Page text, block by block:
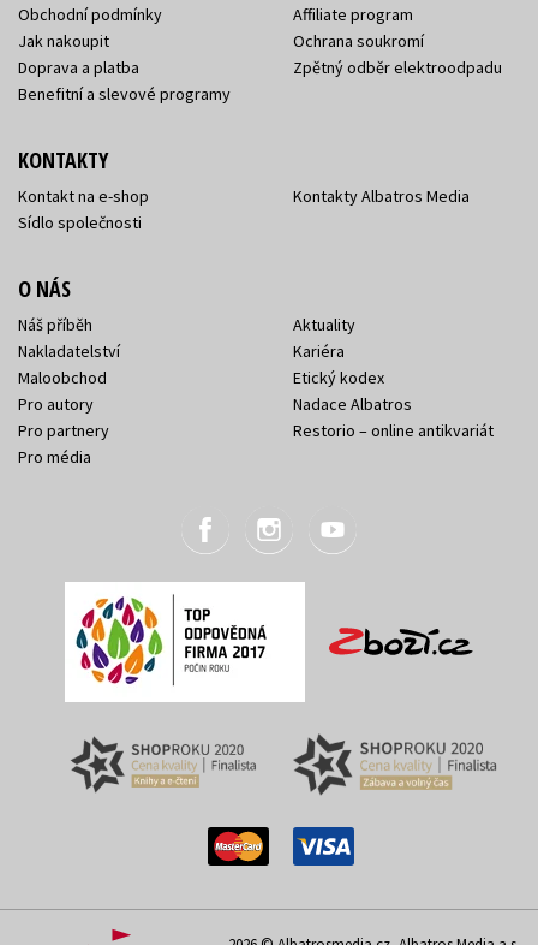
Obchodní podmínky
Jak nakoupit
Doprava a platba
Benefitní a slevové programy
Affiliate program
Ochrana soukromí
Zpětný odběr elektroodpadu
KONTAKTY
Kontakt na e-shop
Sídlo společnosti
Kontakty Albatros Media
O NÁS
Náš příběh
Nakladatelství
Maloobchod
Pro autory
Pro partnery
Pro média
Aktuality
Kariéra
Etický kodex
Nadace Albatros
Restorio – online antikvariát